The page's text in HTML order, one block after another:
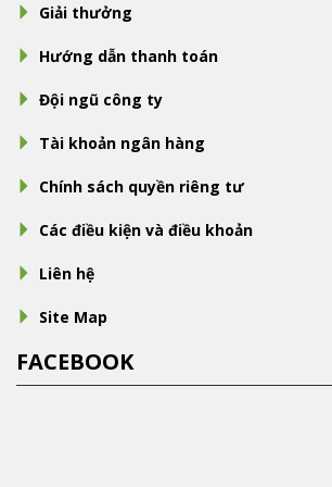
Giải thưởng
Hướng dẫn thanh toán
Đội ngũ công ty
Tài khoản ngân hàng
Chính sách quyền riêng tư
Các điều kiện và điều khoản
Liên hệ
Site Map
FACEBOOK